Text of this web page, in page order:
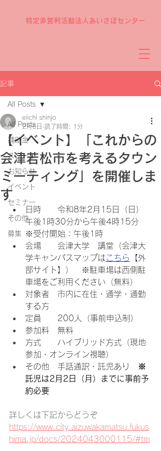
特定非営利活動法人あいさぽセンター
記事
All Posts
補助金
スクール
お知らせ
イベント
セミナー
その他
募集
All Posts
【イベント】「これからの
会津若松市を考えるタウン
ミーティング」を開催しま
す
eiichi shinjo
2月6日 読了時間: 1分
日時　　令和8年2月15日（日）
午後1時30分から午後4時15分
※受付開始：午後1時
会場　　会津大学　講堂（会津大
学キャンパスマップはこちら 【外
部サイト】）　※駐車場は西側駐
車場をご利用ください（無料）
対象者　市内に在住・通学・通勤
する方
定員　　200人（事前申込制）
参加料　無料
方式　　ハイブリッド方式（現地
参加・オンライン視聴）
その他　手話通訳・託児あり
※
託児は2月2日（月）までに事前予
約必要
詳しくは下記からどうぞ
https://www.city.aizuwakamatsu.fukus
hima.jp/docs/2024043000115/#tm